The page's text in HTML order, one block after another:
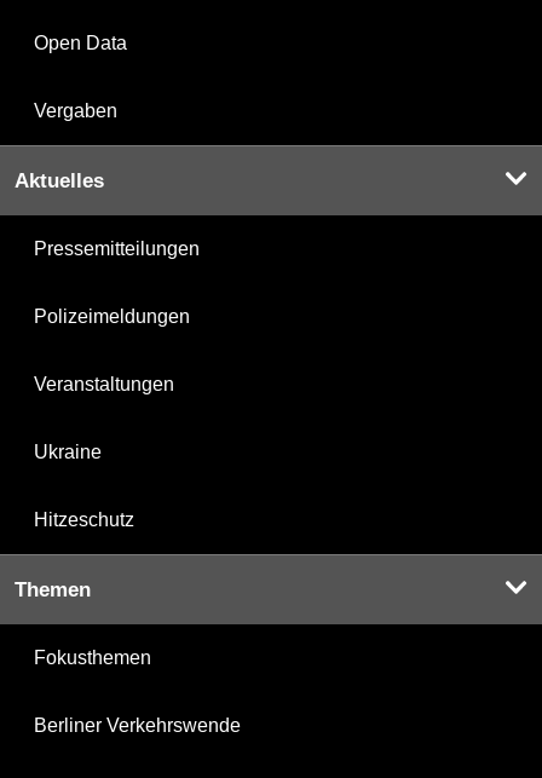
Open Data
Vergaben
Aktuelles
Pressemitteilungen
Polizeimeldungen
Veranstaltungen
Ukraine
Hitzeschutz
Themen
Fokusthemen
Berliner Verkehrswende